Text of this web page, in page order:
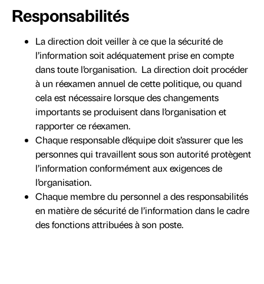
Responsabilités
La direction doit veiller à ce que la sécurité de
l’information soit adéquatement prise en compte
dans toute l’organisation. La direction doit procéder
à un réexamen annuel de cette politique, ou quand
cela est nécessaire lorsque des changements
importants se produisent dans l’organisation et
rapporter ce réexamen.
Chaque responsable d’équipe doit s’assurer que les
personnes qui travaillent sous son autorité protègent
l’information conformément aux exigences de
l’organisation.
Chaque membre du personnel a des responsabilités
en matière de sécurité de l’information dans le cadre
des fonctions attribuées à son poste.